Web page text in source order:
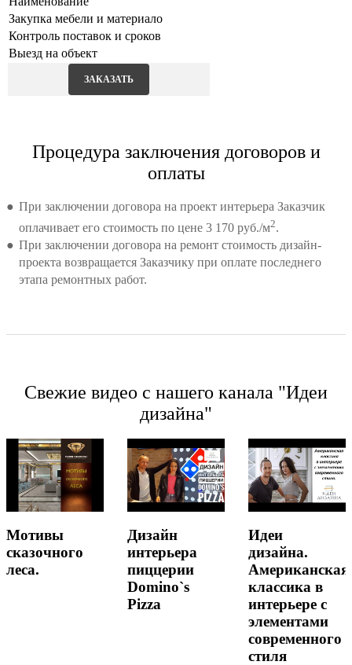
Закупка мебели и материало
Контроль поставок и сроков
Выезд на объект
ЗАКАЗАТЬ
Процедура заключения договоров и
оплаты
При заключении договора на проект интерьера Заказчик
оплачивает его стоимость по цене 3 170 руб./м2.
При заключении договора на ремонт стоимость дизайн-
проекта возвращается Заказчику при оплате последнего
этапа ремонтных работ.
Свежие видео с нашего канала "Идеи
дизайна"
Мотивы
сказочного
леса.
Дизайн
интерьера
пиццерии
Domino`s
Pizza
Идеи
дизайна.
Американская
классика в
интерьере с
элементами
современного
стиля